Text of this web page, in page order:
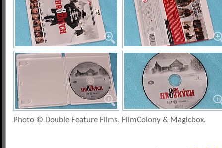
Photo © Double Feature Films, FilmColony & Magicbox.